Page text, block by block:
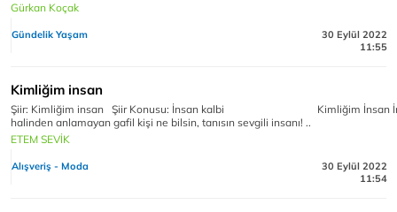
Gürkan Koçak
Gündelik Yaşam
30 Eylül 2022
11:55
Kimliğim insan
Şiir: Kimliğim insan Şiir Konusu: İnsan kalbi Kimliğim İnsan
halinden anlamayan gafil kişi ne bilsin, tanısın sevgili insanı! ..
ETEM SEVİK
Alışveriş - Moda
30 Eylül 2022
11:54